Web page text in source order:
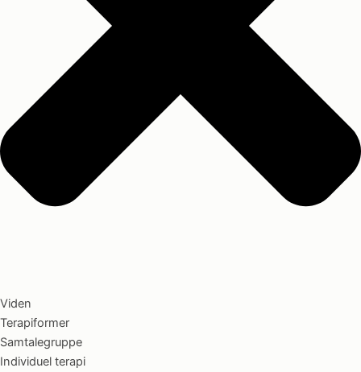
Viden
Terapiformer
Samtalegruppe
Individuel terapi